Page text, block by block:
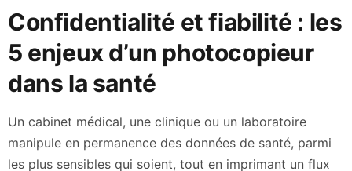
Confidentialité et fiabilité : les
5 enjeux d’un photocopieur
dans la santé
Un cabinet médical, une clinique ou un laboratoire
manipule en permanence des données de santé, parmi
les plus sensibles qui soient, tout en imprimant un flux